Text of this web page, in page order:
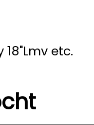
etc.